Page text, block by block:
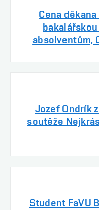
Cena
absolventům,
Jozef Ondrík
soutěže
Student FaVU